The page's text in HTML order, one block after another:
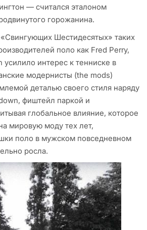
— считался эталоном
горожанина.
Шестидесятых» таких
поло как Fred Perry,
усилило интерес к тенниске в
модернисты (the mods)
деталью своего стиля наряду
фиштейл паркой и
глобальное влияние, которое
мировую моду тех лет,
поло в мужском повседневном
росла.